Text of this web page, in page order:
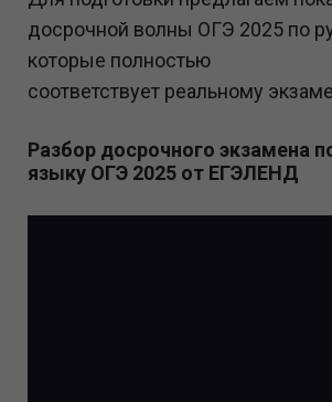
досрочной волны ОГЭ 2025 по
которые полностью
соответствует реальному
Разбор досрочного экзамена
языку ОГЭ 2025 от ЕГЭЛЕНД